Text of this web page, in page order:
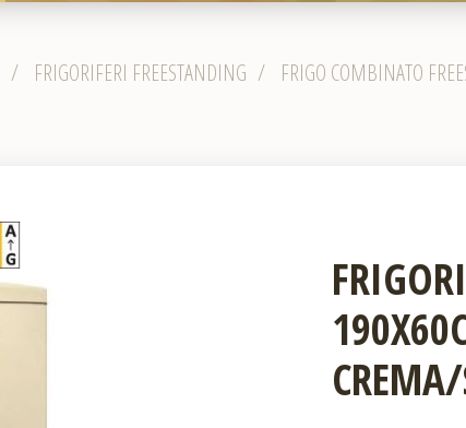
/ FRIGORIFERI FREESTANDING / FRIGO COMBINATO